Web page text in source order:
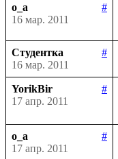
o_a
#
16 мар. 2011
Студентка
#
16 мар. 2011
YorikBir
#
17 апр. 2011
o_a
#
17 апр. 2011